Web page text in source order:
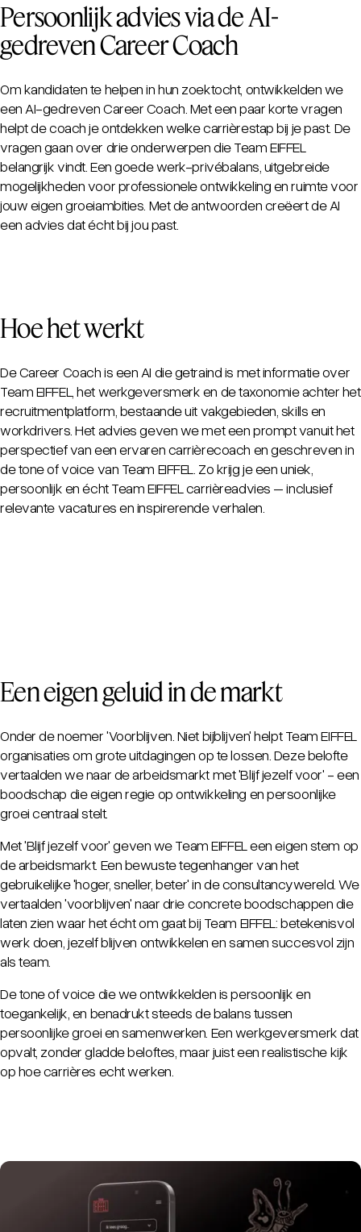
Persoonlijk advies via de AI-
gedreven Career Coach
Om kandidaten te helpen in hun zoektocht, ontwikkelden we
een AI-gedreven Career Coach. Met een paar korte vragen
helpt de coach je ontdekken welke carrièrestap bij je past. De
vragen gaan over drie onderwerpen die Team EIFFEL
belangrijk vindt. Een goede werk-privébalans, uitgebreide
mogelijkheden voor professionele ontwikkeling en ruimte voor
jouw eigen groeiambities. Met de antwoorden creëert de AI
een advies dat écht bij jou past.
Hoe het werkt
De Career Coach is een AI die getraind is met informatie over
Team EIFFEL, het werkgeversmerk en de taxonomie achter het
recruitmentplatform, bestaande uit vakgebieden, skills en
workdrivers. Het advies geven we met een prompt vanuit het
perspectief van een ervaren carrièrecoach en geschreven in
de tone of voice van Team EIFFEL. Zo krijg je een uniek,
persoonlijk en écht Team EIFFEL carrièreadvies – inclusief
relevante vacatures en inspirerende verhalen.
Een eigen geluid in de markt
Onder de noemer 'Voorblijven. Niet bijblijven' helpt Team EIFFEL
organisaties om grote uitdagingen op te lossen. Deze belofte
vertaalden we naar de arbeidsmarkt met 'Blijf jezelf voor' - een
boodschap die eigen regie op ontwikkeling en persoonlijke
groei centraal stelt.
Met 'Blijf jezelf voor' geven we Team EIFFEL een eigen stem op
de arbeidsmarkt. Een bewuste tegenhanger van het
gebruikelijke 'hoger, sneller, beter' in de consultancywereld. We
vertaalden 'voorblijven' naar drie concrete boodschappen die
laten zien waar het écht om gaat bij Team EIFFEL: betekenisvol
werk doen, jezelf blijven ontwikkelen en samen succesvol zijn
als team.
De tone of voice die we ontwikkelden is persoonlijk en
toegankelijk, en benadrukt steeds de balans tussen
persoonlijke groei en samenwerken. Een werkgeversmerk dat
opvalt, zonder gladde beloftes, maar juist een realistische kijk
op hoe carrières echt werken.